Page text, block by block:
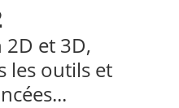
et 3D,
les outils et